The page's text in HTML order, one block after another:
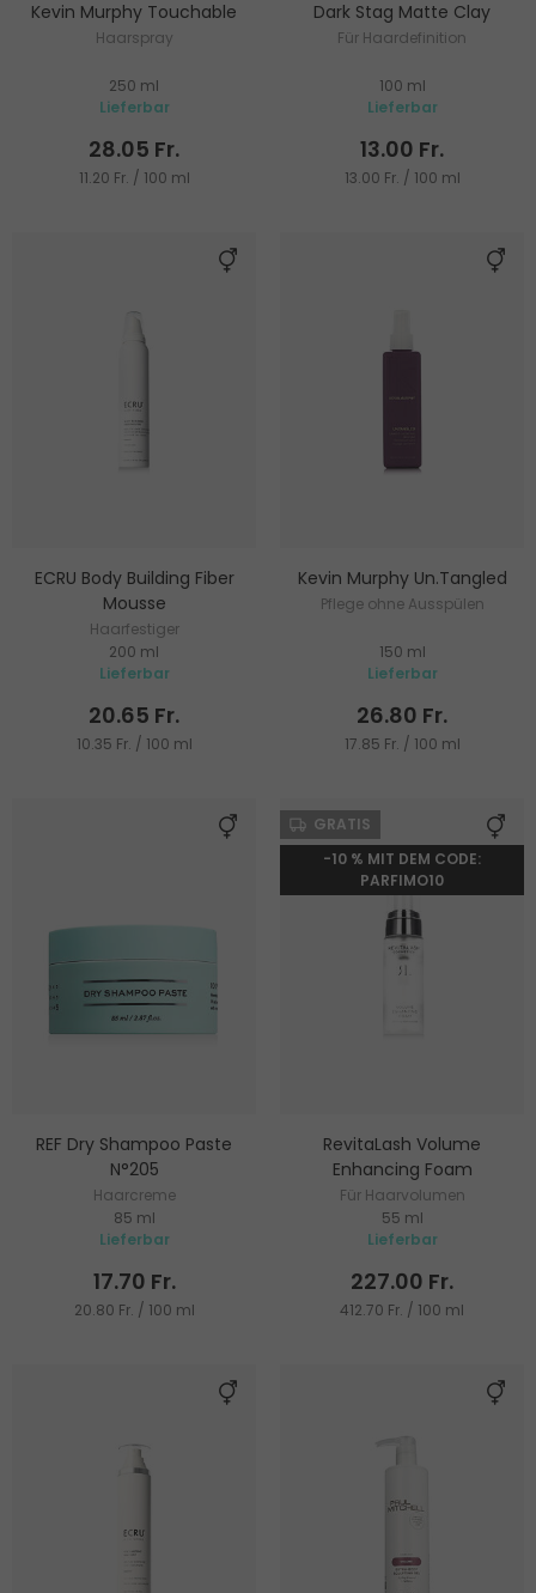
Kevin Murphy Touchable
Haarspray
250 ml
Lieferbar
28.05 Fr.
11.20 Fr. / 100 ml
Dark Stag Matte Clay
Für Haardefinition
100 ml
Lieferbar
13.00 Fr.
13.00 Fr. / 100 ml
ECRU Body Building Fiber
Mousse
Haarfestiger
200 ml
Lieferbar
20.65 Fr.
10.35 Fr. / 100 ml
Kevin Murphy Un.Tangled
Pflege ohne Ausspülen
150 ml
Lieferbar
26.80 Fr.
17.85 Fr. / 100 ml
REF Dry Shampoo Paste
N°205
Haarcreme
85 ml
Lieferbar
17.70 Fr.
20.80 Fr. / 100 ml
GRATIS
-10 % MIT DEM CODE:
PARFIMO10
RevitaLash Volume
Enhancing Foam
Für Haarvolumen
55 ml
Lieferbar
227.00 Fr.
412.70 Fr. / 100 ml